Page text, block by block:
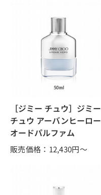
［ジミー チュウ］ジミー
チュウ アーバンヒーロー
オードパルファム
販売価格：12,430円～